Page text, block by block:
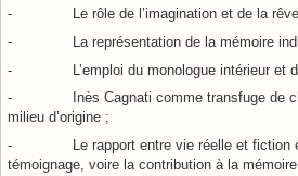
- Le rôle de l’imagination et de la
- La représentation de la mémoire
- L’emploi du monologue intérieur et
- Inès Cagnati comme transfuge de
milieu d’origine ;
- Le rapport entre vie réelle et fiction et
témoignage, voire la contribution à la